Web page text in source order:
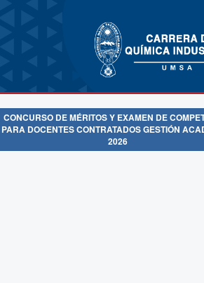
CONCURSO DE MÉRITOS Y EXAMEN DE
PARA DOCENTES CONTRATADOS GESTIÓN
2026